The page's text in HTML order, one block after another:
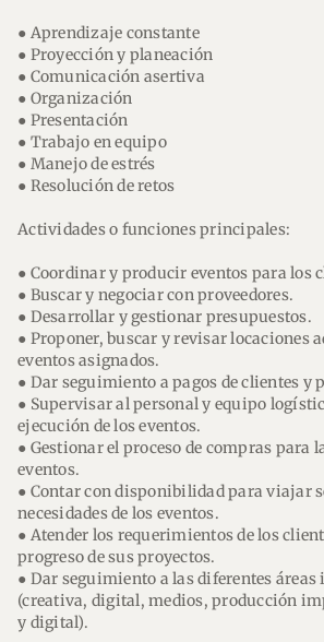
● Aprendizaje constante
● Proyección y planeación
● Comunicación asertiva
● Organización
● Presentación
● Trabajo en equipo
● Manejo de estrés
● Resolución de retos
Actividades o funciones principales:
● Coordinar y producir eventos para los
● Buscar y negociar con proveedores.
● Desarrollar y gestionar presupuestos.
● Proponer, buscar y revisar locaciones
eventos asignados.
● Dar seguimiento a pagos de clientes y
● Supervisar al personal y equipo
ejecución de los eventos.
● Gestionar el proceso de compras para
eventos.
● Contar con disponibilidad para viajar
necesidades de los eventos.
● Atender los requerimientos de los
progreso de sus proyectos.
● Dar seguimiento a las diferentes
(creativa, digital, medios, producción
y digital).